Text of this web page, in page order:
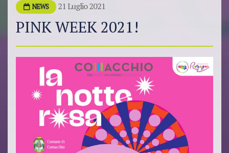
NEWS 21 Luglio 2021
PINK WEEK 2021!